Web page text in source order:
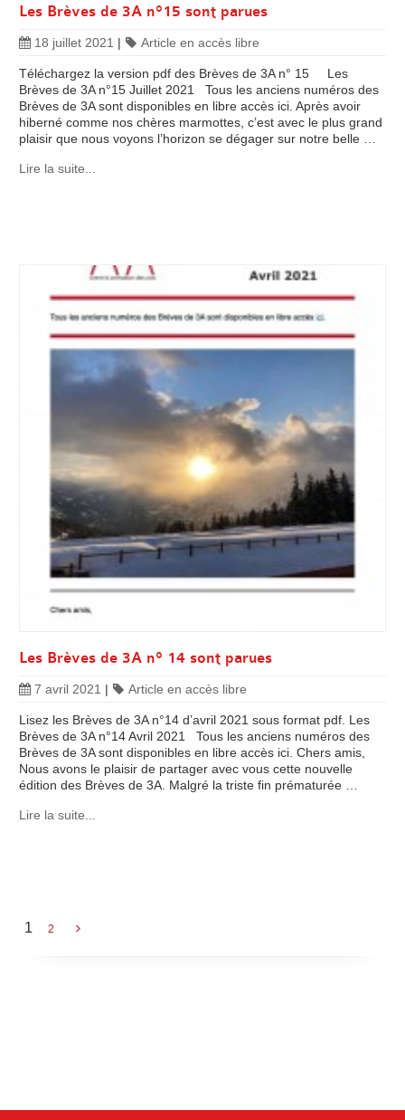
Les Brèves de 3A n°15 sont parues
18 juillet 2021 | Article en accès libre
Téléchargez la version pdf des Brèves de 3A n° 15 Les
Brèves de 3A n°15 Juillet 2021 Tous les anciens numéros des
Brèves de 3A sont disponibles en libre accès ici. Après avoir
hiberné comme nos chères marmottes, c’est avec le plus grand
plaisir que nous voyons l’horizon se dégager sur notre belle …
Lire la suite...
Les Brèves de 3A n° 14 sont parues
7 avril 2021 | Article en accès libre
Lisez les Brèves de 3A n°14 d’avril 2021 sous format pdf. Les
Brèves de 3A n°14 Avril 2021 Tous les anciens numéros des
Brèves de 3A sont disponibles en libre accès ici. Chers amis,
Nous avons le plaisir de partager avec vous cette nouvelle
édition des Brèves de 3A. Malgré la triste fin prématurée …
Lire la suite...
1 2